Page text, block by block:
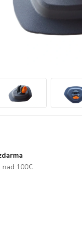
nad 100€